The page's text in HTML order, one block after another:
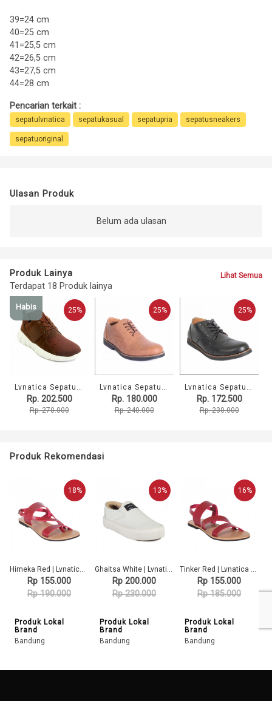
39=24 cm
40=25 cm
41=25,5 cm
42=26,5 cm
43=27,5 cm
44=28 cm
Pencarian terkait :
sepatulvnatica sepatukasual sepatupria sepatusneakers
sepatuoriginal
Ulasan Produk
Belum ada ulasan
Produk Lainya
Terdapat 18 Produk lainya
Lihat Semua
25%
Habis
Lvnatica Sepatu Pria Kasual Flavio Brown Sneakers Shoes
Rp. 202.500
Rp. 270.000
25%
Lvnatica Sepatu Pria Pantofel Dembble Tan Formal Shoes
Rp. 180.000
Rp. 240.000
25%
Lvnatica Sepatu Pria Pantofel Alpha Black Formal Shoes
Rp. 172.500
Rp. 230.000
Produk Rekomendasi
18%
Himeka Red | Lvnatica Footwear Sandal Wanita Casual
Rp 155.000
Rp 190.000
Produk Lokal
Brand
Bandung
13%
Ghaitsa White | Lvnatica Footwear Sepatu Sneaker Wanita Casual
Rp 200.000
Rp 230.000
Produk Lokal
Brand
Bandung
16%
Tinker Red | Lvnatica Footwear Sandal Wanita Casual
Rp 155.000
Rp 185.000
Produk Lokal
Brand
Bandung